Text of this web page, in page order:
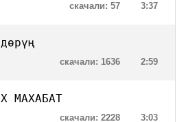
3:37
скачали: 57
2:59
скачали: 1636
МАХАБАТ
3:03
скачали: 2228